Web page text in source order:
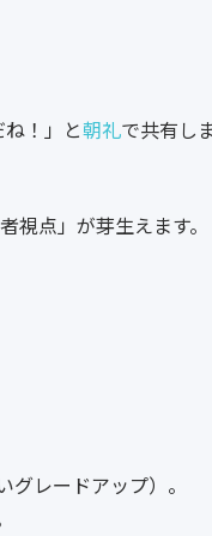
！」と朝礼で共有し
視点」が芽生えます。
レードアップ）。